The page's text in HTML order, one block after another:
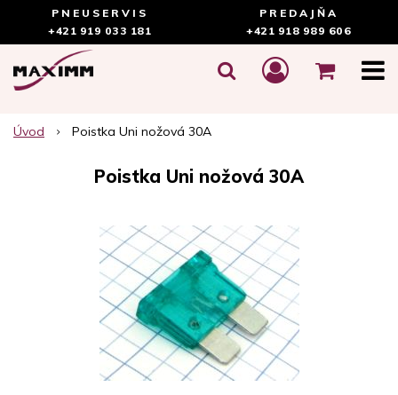
PNEUSERVIS
+421 919 033 181
PREDAJŇA
+421 918 989 606
Úvod Poistka Uni nožová 30A
Poistka Uni nožová 30A